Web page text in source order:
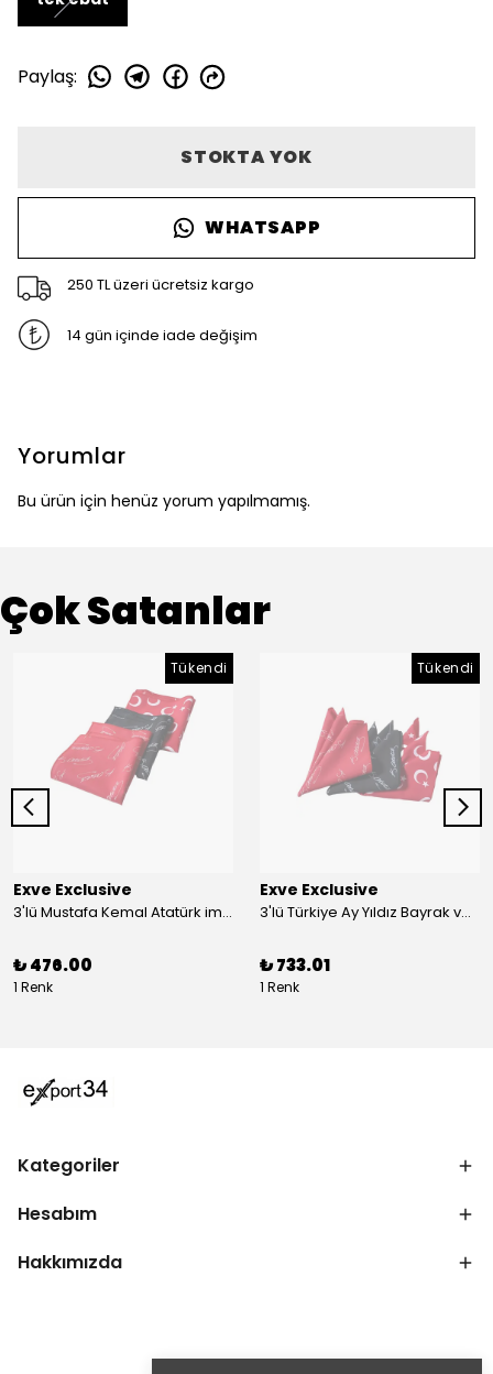
Paylaş:
STOKTA YOK
WHATSAPP
250 TL üzeri ücretsiz kargo
14 gün içinde iade değişim
Yorumlar
Bu ürün için henüz yorum yapılmamış.
Çok Satanlar
Tükendi
Exve Exclusive
3'lü Mustafa Kemal Atatürk imzalı ve Türkiye Ay Yıldız Bayraklı Kadın Fular Seti
₺ 476.00
1 Renk
Tükendi
Exve Exclusive
3'lü Türkiye Ay Yıldız Bayrak ve Mustafa Kemal Atatürk imzalı Kırmızı Siyah Yaka Mendili Seti
₺ 733.01
1 Renk
Kategoriler
Hesabım
Hakkımızda